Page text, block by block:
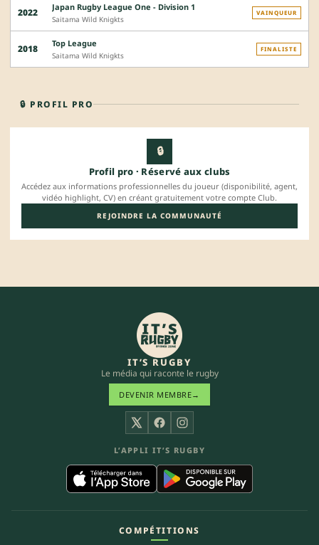
2022 Japan Rugby League One - Division 1
Saitama Wild Knigkts
VAINQUEUR
2018 Top League
Saitama Wild Knigkts
FINALISTE
🔒 PROFIL PRO
🔒
Profil pro · Réservé aux clubs
Accédez aux informations professionnelles du joueur (disponibilité, agent,
vidéo highlight, CV) en créant gratuitement votre compte Club.
REJOINDRE LA COMMUNAUTÉ
IT’S RUGBY
Le média qui raconte le rugby
DEVENIR MEMBRE→
X FacebookInstagram
L’APPLI IT’S RUGBY
COMPÉTITIONS